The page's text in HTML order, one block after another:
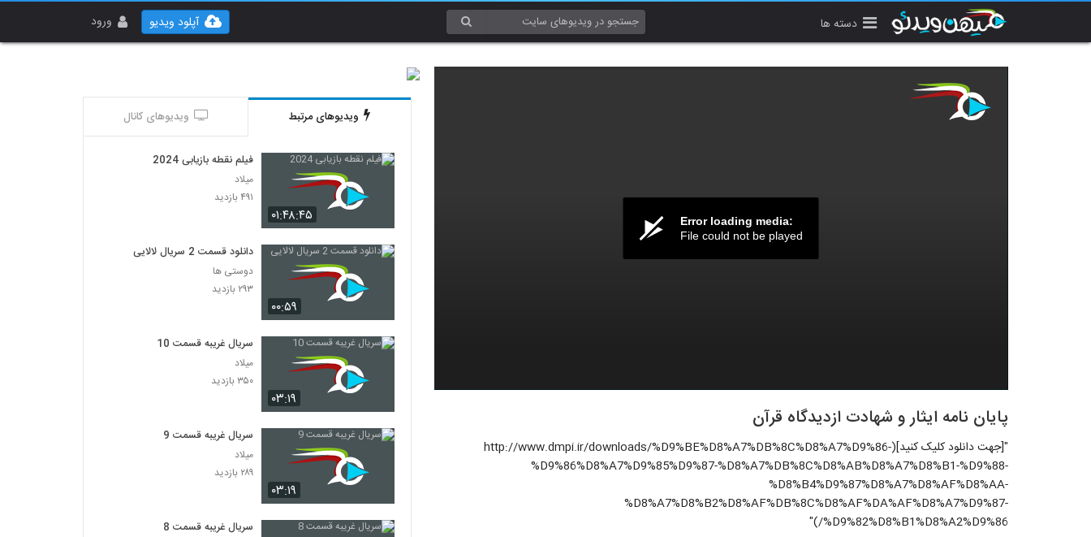
دسته ها ورود آپلود ویدیو
Error loading media:
File could not be played
پایان نامه ایثار و شهادت ازدیدگاه قرآن
"[جهت دانلود کلیک کنید](http://www.dmpi.ir/downloads/%D9%BE%D8%A7%DB%8C%D8%A7%D9%86-
%D9%86%D8%A7%D9%85%D9%87-%D8%A7%DB%8C%D8%AB%D8%A7%D8%B1-%D9%88-
%D8%B4%D9%87%D8%A7%D8%AF%D8%AA-
%D8%A7%D8%B2%D8%AF%DB%8C%D8%AF%DA%AF%D8%A7%D9%87-
%D9%82%D8%B1%D8%A2%D9%86/)"
ویدیوهای مرتبط ویدیوهای کانال
۰۱:۴۸:۴۵
فیلم نقطه بازیابی 2024
میلاد
۴۹۱ بازدید
۰۰:۵۹
دانلود قسمت 2 سریال لالایی
دوستی ها
۲۹۳ بازدید
۰۳:۱۹
سریال غریبه قسمت 10
میلاد
۳۵۰ بازدید
۰۳:۱۹
سریال غریبه قسمت 9
میلاد
۲۸۹ بازدید
سریال غریبه قسمت 8